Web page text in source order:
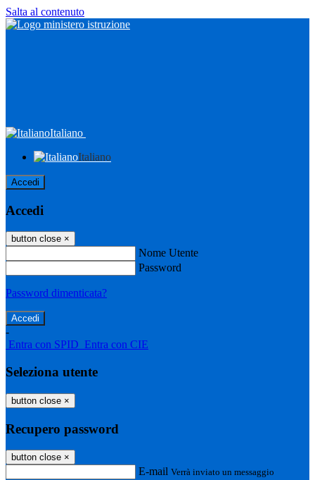
Salta al contenuto
Italiano
Italiano
Accedi
Accedi
button close ×
Nome Utente
Password
Password dimenticata?
-
Entra con SPID Entra con CIE
Seleziona utente
button close ×
Recupero password
button close ×
E-mail Verrà inviato un messaggio